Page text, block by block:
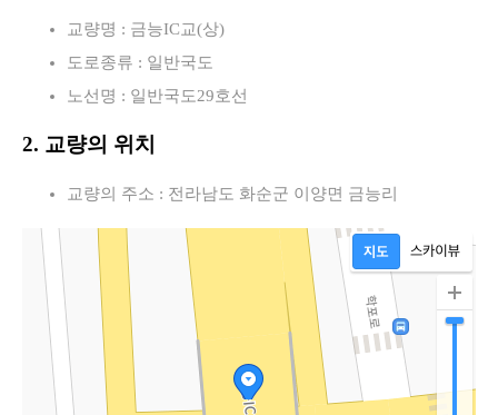
교량명 : 금능IC교(상)
도로종류 : 일반국도
노선명 : 일반국도29호선
2. 교량의 위치
교량의 주소 : 전라남도 화순군 이양면 금능리